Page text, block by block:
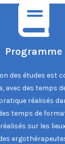
Programme
des études est
avec des temps
réalisés
temps de
sur les
Programme
à la